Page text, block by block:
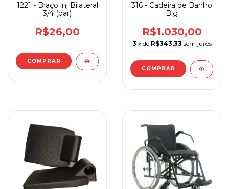
1221 - Braço inj Bilateral
3/4 (par)
R$26,00
316 - Cadeira de Banho
Big
R$1.030,00
3 x de R$343,33 sem juros